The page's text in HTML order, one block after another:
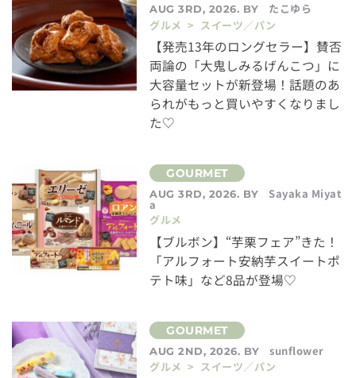
AUG 3RD, 2026. BY
たこゆら
グルメ > スイーツ／パン
【発売13年のロングセラー】賛否
両論の「大鬼しみるげんこつ」に
大容量セットが新登場！話題のあ
られがもっと買いやすくなりまし
た♡
AUG 3RD, 2026. BY Sayaka Miyat
a
グルメ
【ブルボン】“芋栗フェア”きた！
「アルフォート安納芋スイートポ
テト味」など8品が登場♡
AUG 2ND, 2026. BY
sunflower
グルメ > スイーツ／パン